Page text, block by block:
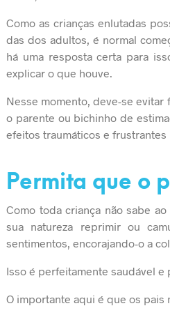
Como as crianças enlutadas
das dos adultos, é normal
há uma resposta certa para
explicar o que houve.
Nesse momento, deve-se evitar
o parente ou bichinho de
efeitos traumáticos e frustrantes
Permita que o
Como toda criança não sabe
sua natureza reprimir ou
sentimentos, encorajando-o a
Isso é perfeitamente saudável e
O importante aqui é que os pais